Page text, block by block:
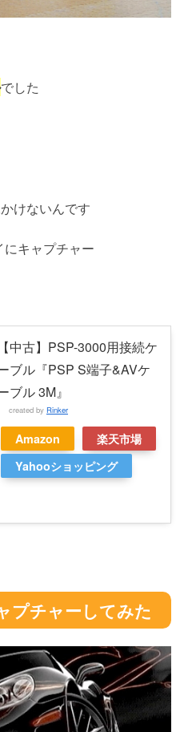
でした
けないんです
キャプチャー
【中古】PSP-3000用接続ケ
ブル『PSP S端子&AVケ
ブル 3M』
created by Rinker
Amazon
楽天市場
Yahooショッピング
プチャーしてみた